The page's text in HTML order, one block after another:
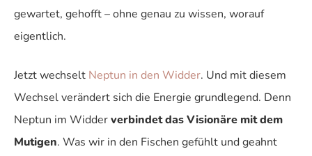
gewartet, gehofft – ohne genau zu wissen, worauf
eigentlich.
Jetzt wechselt Neptun in den Widder. Und mit diesem
Wechsel verändert sich die Energie grundlegend. Denn
Neptun im Widderverbindet das Visionäre mit dem
Mutigen. Was wir in den Fischen gefühlt und geahnt